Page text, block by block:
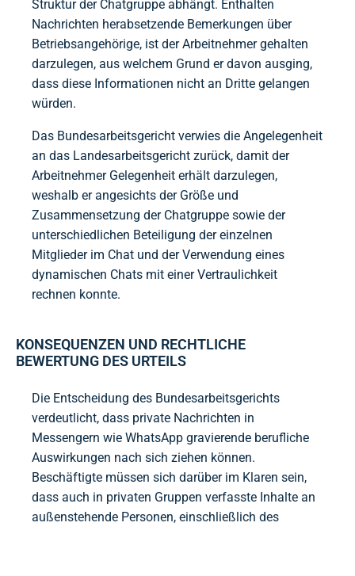
Struktur der Chatgruppe abhängt. Enthalten
Nachrichten herabsetzende Bemerkungen über
Betriebsangehörige, ist der Arbeitnehmer gehalten
darzulegen, aus welchem Grund er davon ausging,
dass diese Informationen nicht an Dritte gelangen
würden.
Das Bundesarbeitsgericht verwies die Angelegenheit
an das Landesarbeitsgericht zurück, damit der
Arbeitnehmer Gelegenheit erhält darzulegen,
weshalb er angesichts der Größe und
Zusammensetzung der Chatgruppe sowie der
unterschiedlichen Beteiligung der einzelnen
Mitglieder im Chat und der Verwendung eines
dynamischen Chats mit einer Vertraulichkeit
rechnen konnte.
KONSEQUENZEN UND RECHTLICHE
BEWERTUNG DES URTEILS
Die Entscheidung des Bundesarbeitsgerichts
verdeutlicht, dass private Nachrichten in
Messengern wie WhatsApp gravierende berufliche
Auswirkungen nach sich ziehen können.
Beschäftigte müssen sich darüber im Klaren sein,
dass auch in privaten Gruppen verfasste Inhalte an
außenstehende Personen, einschließlich des